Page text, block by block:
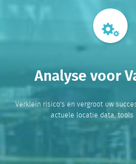
Analyse voor
Verklein risico's en vergroot uw
actuele locatie data, tools